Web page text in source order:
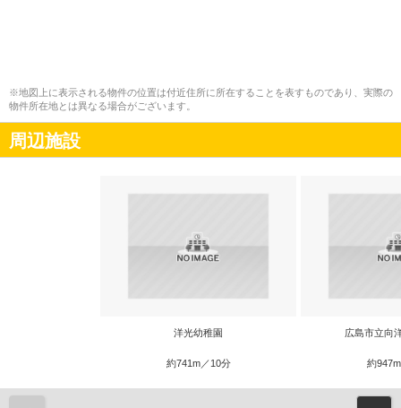
※地図上に表示される物件の位置は付近住所に所在することを表すものであり、実際の
物件所在地とは異なる場合がございます。
周辺施設
洋光幼稚園
約741m／10分
広島市立向
約